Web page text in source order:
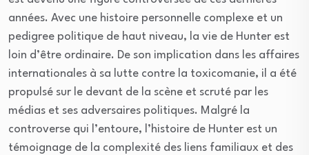
années. Avec une histoire personnelle complexe et un
pedigree politique de haut niveau, la vie de Hunter est
loin d’être ordinaire. De son implication dans les affaires
internationales à sa lutte contre la toxicomanie, il a été
propulsé sur le devant de la scène et scruté par les
médias et ses adversaires politiques. Malgré la
controverse qui l’entoure, l’histoire de Hunter est un
témoignage de la complexité des liens familiaux et des